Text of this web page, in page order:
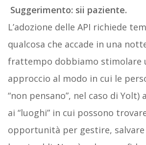
Suggerimento: sii paziente.
L’adozione delle API richiede
qualcosa che accade in una
frattempo dobbiamo stimolare
approccio al modo in cui le
“non pensano”, nel caso di Yolt)
ai “luoghi” in cui possono
opportunità per gestire,